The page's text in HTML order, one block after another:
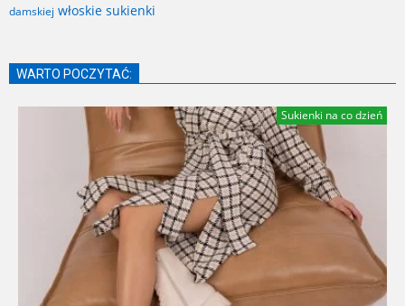
damskiej włoskie sukienki
WARTO POCZYTAĆ:
Sukienki na co dzień